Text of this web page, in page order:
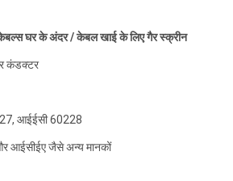
केबल्स घर के अंदर / केबल खाई के लिए गैर स्क्रीन
कंडक्टर
आईईसी 60228
आईसीईए जैसे अन्य मानकों